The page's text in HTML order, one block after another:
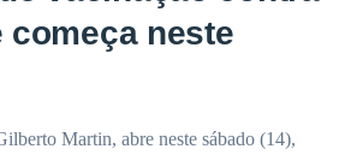
neste
Martin, abre neste sábado (14),